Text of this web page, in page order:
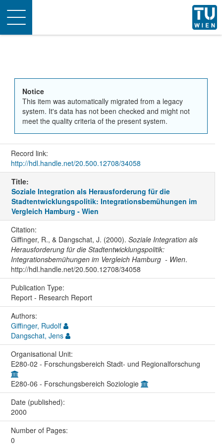
Toggle
navigation
Notice
This item was automatically migrated from a legacy
system. It's data has not been checked and might not
meet the quality criteria of the present system.
Record link:
http://hdl.handle.net/20.500.12708/34058
Title:
Soziale Integration als Herausforderung für die
Stadtentwicklungspolitik: Integrationsbemühungen im
Vergleich Hamburg - Wien
Citation:
Giffinger, R., & Dangschat, J. (2000). Soziale Integration als
Herausforderung für die Stadtentwicklungspolitik:
Integrationsbemühungen im Vergleich Hamburg - Wien.
http://hdl.handle.net/20.500.12708/34058
Publication Type:
Report - Research Report
Authors:
Giffinger, Rudolf
Dangschat, Jens
Organisational Unit:
E280-02 - Forschungsbereich Stadt- und Regionalforschung
E280-06 - Forschungsbereich Soziologie
Date (published):
2000
Number of Pages:
0